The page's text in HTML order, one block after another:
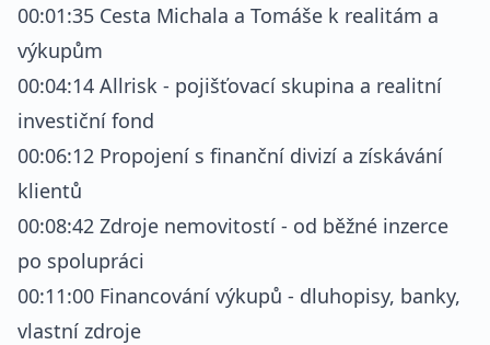
00:01:35 Cesta Michala a Tomáše k realitám a
výkupům
00:04:14 Allrisk - pojišťovací skupina a realitní
investiční fond
00:06:12 Propojení s finanční divizí a získávání
klientů
00:08:42 Zdroje nemovitostí - od běžné inzerce
po spolupráci
00:11:00 Financování výkupů - dluhopisy, banky,
vlastní zdroje